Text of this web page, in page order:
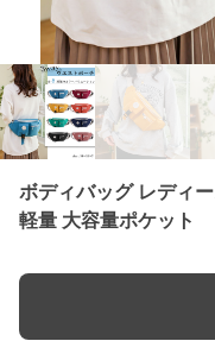
ボディバッグ レディ
軽量 大容量ポケット